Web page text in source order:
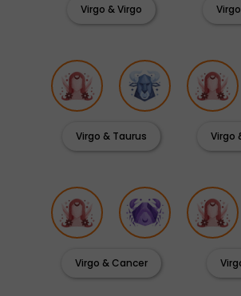
Virgo & Virgo
Virgo & Taurus Virgo
Virgo & Cancer